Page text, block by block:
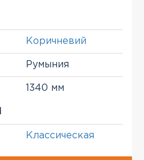
Коричневий
Румыния
1340 мм
Классическая